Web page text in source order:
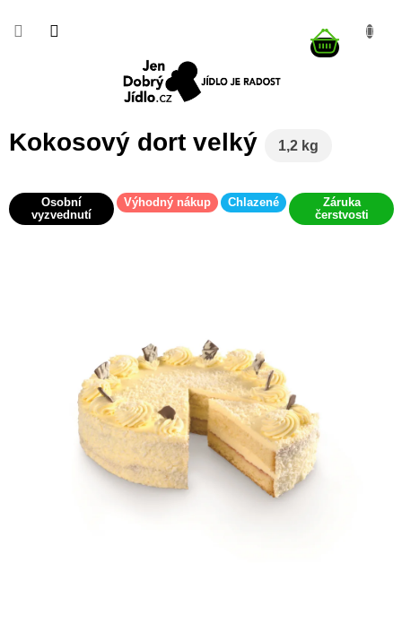
obsah
Kokosový dort velký 1,2 kg
Osobní
vyzvednutí
Výhodný nákup Chlazené
Záruka
čerstvosti